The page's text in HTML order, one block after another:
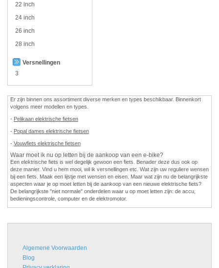
22 inch
24 inch
26 inch
28 inch
Versnellingen
3
Er zijn binnen ons assortiment diverse merken en types beschikbaar. Binnenkort
volgens meer modellen en types.
- Pelikaan elektrische fietsen
- Popal dames elektrische fietsen
- Vouwfiets elektrische fietsen
Waar moet ik nu op letten bij de aankoop van een e-bike?
Een elektrische fiets is wel degelijk gewoon een fiets. Benader deze dus ook op
deze manier. Vind u hem mooi, wil ik versnellingen etc. Wat zijn uw reguliere wensen
bij een fiets. Maak een lijstje met wensen en eisen. Maar wat zijn nu de belangrijkste
aspecten waar je op moet letten bij de aankoop van een nieuwe elektrische fiets?
De belangrijkste "niet normale" onderdelen waar u op moet letten zijn: de accu,
bedieningscontrole, computer en de elektromotor.
Algemene Voorwaarden
Blog